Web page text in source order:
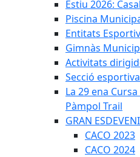
Estiu 2026:
Piscina
Entitats
Gimnàs
Activitats
Secció
La 29 ena
Pàmpol Trail
GRAN
CACO 2023
CACO 2024